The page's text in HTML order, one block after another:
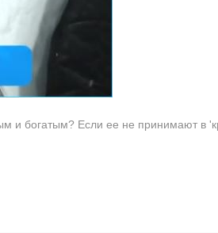
и богатым? Если ее не принимают в